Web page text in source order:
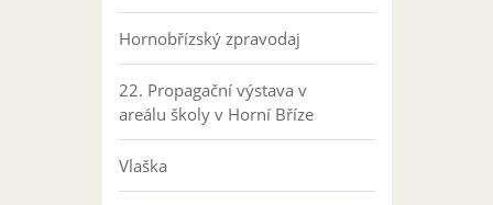
Hornobřízský zpravodaj
22. Propagační výstava v
areálu školy v Horní Bříze
Vlaška